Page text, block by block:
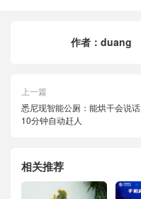
作者： duang
上一篇
悉尼现智能公厕：能烘干会说话
10分钟自动赶人
相关推荐